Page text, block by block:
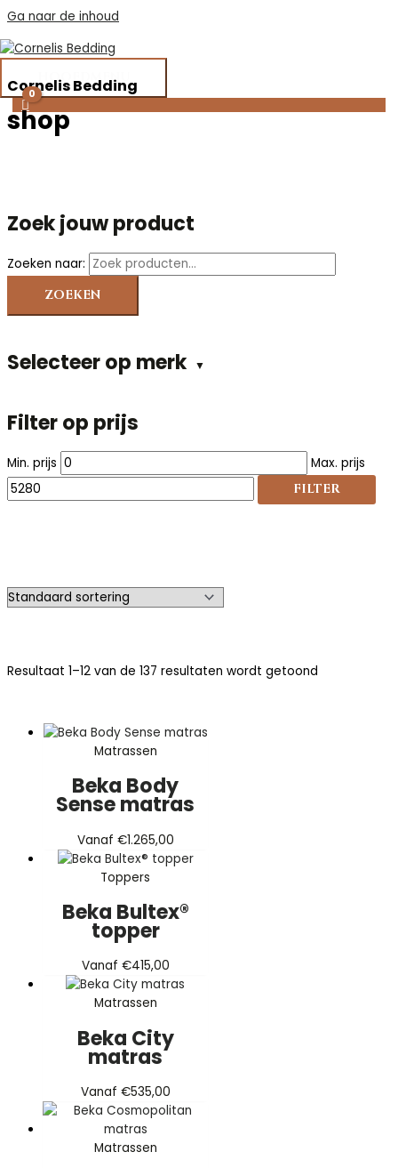
Ga naar de inhoud
HOOFDMENU
Cornelis Bedding
shop
Zoek jouw product
Zoeken naar:
ZOEKEN
Selecteer op merk ▼
Filter op prijs
Min. prijs Max. prijs
FILTER
Resultaat 1–12 van de 137 resultaten wordt getoond
Matrassen
Beka Body
Sense matras
Vanaf €1.265,00
Toppers
Beka Bultex®
topper
Vanaf €415,00
Matrassen
Beka City
matras
Vanaf €535,00
Matrassen